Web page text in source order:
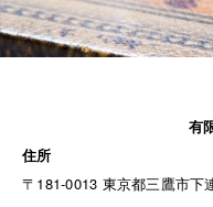
有
住所
〒181-0013 東京都三鷹市下